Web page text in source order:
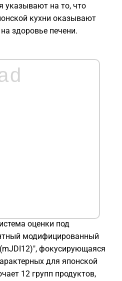
указывают на то, что
кухни оказывают
здоровье печени.
оценки под
модифицированный
фокусирующаяся
для японской
12 групп продуктов,